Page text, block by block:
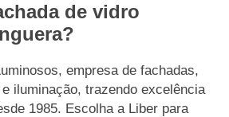
de vidro
empresa de fachadas,
iluminação, trazendo excelência
1985. Escolha a Liber para